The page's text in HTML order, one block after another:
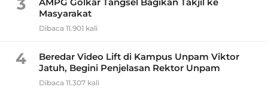
3
Masyarakat
Dibaca 11.901 kali
4
Beredar Video Lift di Kampus Unpam Viktor
Jatuh, Begini Penjelasan Rektor Unpam
Dibaca 11.307 kali